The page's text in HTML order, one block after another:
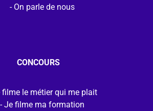
On parle de nous
CONCOURS
filme le métier qui me plait
Je filme ma formation